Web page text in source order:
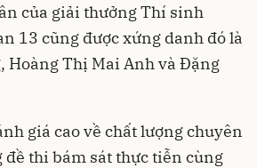
của giải thưởng Thí sinh
13 cũng được xứng danh đó là
Hoàng Thị Mai Anh và Đặng
giá cao về chất lượng chuyên
đề thi bám sát thực tiễn cùng